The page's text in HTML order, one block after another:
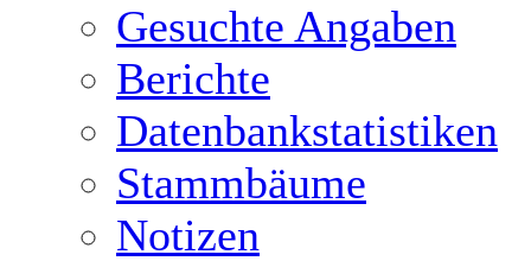
Gesuchte Angaben
Berichte
Datenbankstatistiken
Stammbäume
Notizen